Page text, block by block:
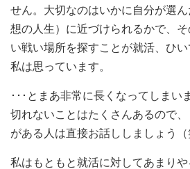
せん。大切なのはいかに自分が選
想の人生）に近づけられるかで、
い戦い場所を探すことが就活、ひ
私は思っています。
･･･とまあ非常に長くなってしまい
切れないことはたくさんあるので
がある人は直接お話ししましょう（
私はもともと就活に対してあまり